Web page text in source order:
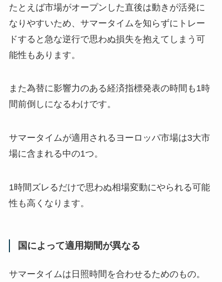
たとえば市場がオープンした直後は動きが活発に
なりやすいため、サマータイムを知らずにトレー
ドすると急な逆行で思わぬ損失を抱えてしまう可
能性もあります。
また為替に影響力のある経済指標発表の時間も1時
間前倒しになるわけです。
サマータイムが適用されるヨーロッパ市場は3大市
場に含まれる中の1つ。
1時間ズレるだけで思わぬ相場変動にやられる可能
性も高くなります。
国によって適用期間が異なる
サマータイムは日照時間を合わせるためのもの。